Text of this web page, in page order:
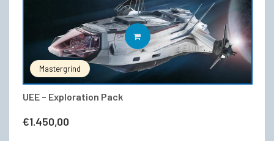
Mastergrind
UEE – Exploration Pack
€1.450,00
IN DEN WARENKORB